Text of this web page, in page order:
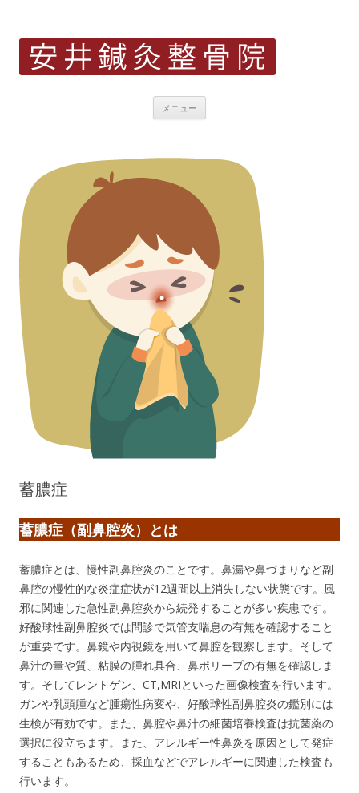
子宝(不妊)鍼灸 逆子 産後の骨盤矯
正 寝違え 四十 五十肩(肩関節周囲
炎) ぎっくり腰 坐骨神経痛 腱鞘
炎 スポーツの怪我(野球肘 テニス
肘 オスグッド ジャンパー膝 足底
筋膜炎 成長痛) 交通事故治療 自律
神経失調症(うつ病 パニック障害)
美容鍼灸 ダイエット(耳つぼ＆ラジ
オ波による体質改善) 慢性腎臓病 頭
痛 天気痛(気象病) 顔面神経麻痺
三叉神経痛
メニュー
へ
蓄膿症
蓄膿症（副鼻腔炎）とは
蓄膿症とは、慢性副鼻腔炎のことです。鼻漏や鼻づまりなど副
鼻腔の慢性的な炎症症状が12週間以上消失しない状態です。風
邪に関連した急性副鼻腔炎から続発することが多い疾患です。
好酸球性副鼻腔炎では問診で気管支喘息の有無を確認すること
が重要です。鼻鏡や内視鏡を用いて鼻腔を観察します。そして
鼻汁の量や質、粘膜の腫れ具合、鼻ポリープの有無を確認しま
す。そしてレントゲン、CT,MRIといった画像検査を行います。
ガンや乳頭腫など腫瘍性病変や、好酸球性副鼻腔炎の鑑別には
生検が有効です。また、鼻腔や鼻汁の細菌培養検査は抗菌薬の
選択に役立ちます。また、アレルギー性鼻炎を原因として発症
することもあるため、採血などでアレルギーに関連した検査も
行います。